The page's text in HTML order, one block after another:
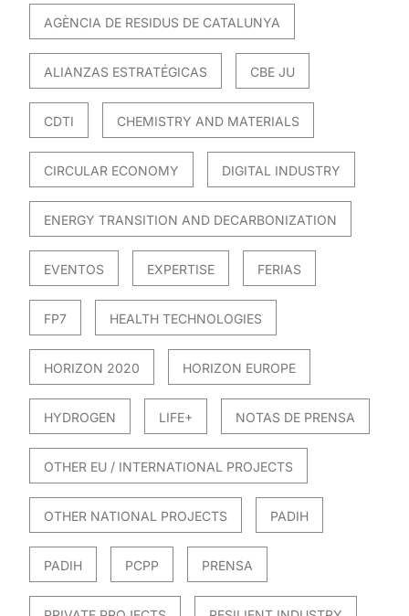
AGÈNCIA DE RESIDUS DE CATALUNYA
ALIANZAS ESTRATÉGICAS CBE JU
CDTI CHEMISTRY AND MATERIALS
CIRCULAR ECONOMY DIGITAL INDUSTRY
ENERGY TRANSITION AND DECARBONIZATION
EVENTOS EXPERTISE FERIAS
FP7 HEALTH TECHNOLOGIES
HORIZON 2020 HORIZON EUROPE
HYDROGEN LIFE+ NOTAS DE PRENSA
OTHER EU / INTERNATIONAL PROJECTS
OTHER NATIONAL PROJECTS PADIH
PADIH PCPP PRENSA